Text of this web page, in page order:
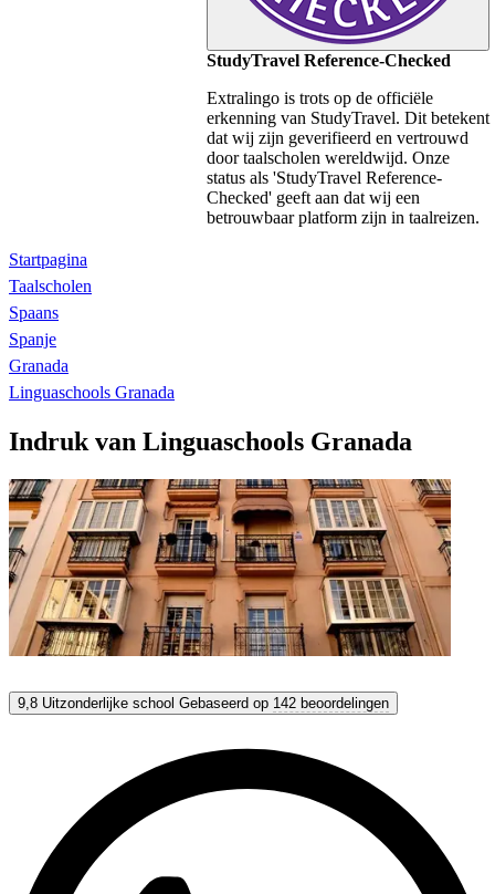
StudyTravel Reference-Checked
Extralingo is trots op de officiële
erkenning van StudyTravel. Dit betekent
dat wij zijn geverifieerd en vertrouwd
door taalscholen wereldwijd. Onze
status als 'StudyTravel Reference-
Checked' geeft aan dat wij een
betrouwbaar platform zijn in taalreizen.
Startpagina
Taalscholen
Spaans
Spanje
Granada
Linguaschools Granada
Indruk van Linguaschools Granada
Linguaschools Granada
9,8 Uitzonderlijk Gebaseerd op 142 beoordelingen
Krijg persoonlijk advies
9,8 Uitzonderlijke school Gebaseerd op 142 beoordelingen